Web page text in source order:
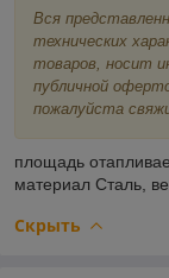
Вся
технических
товаров, носит
публичной
пожалуйста
площадь
материал Сталь,
Скрыть